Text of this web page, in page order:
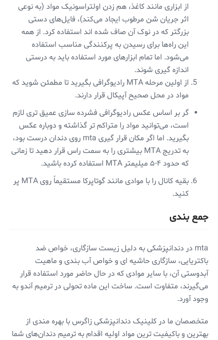
از ابزاری مانند کاغذ، هم زدن اولتراسونیک مواد (به نوعی
اثر جریان شن مرطوب ایجاد می‌کند)، فایل‌های دستی
بزرگتر که در نوک آن صاف شده اند استفاده کرد. از همه
این راه‌ها برای رسیدن به پرکنندگی مناسب استفاده
می‌شود. اما تمام ابزارهای مورد استفاده باید به درستی
اندازه گیری شوند.
از اولین مرحله MTA رادیوگرافی بگیرید تا مطمئن شوید که
مواد در محل صحیح آپیکال قرار دارند.
گر بر اساس عکس رادیوگرافی فشرده سازی عمیق تری لازم
است، می‌توانید مواد را متراکم تر گذاشته و دوباره عکس
بگیرید. اما اگر مکان قرار گیری mta روی دندان درست بود،
به تدریج MTA بیشتری را به سمت راس قرار دهید تا زمانی
که حدود ۴-۵ میلیمتر MTA استفاده کرده باشید.
بقیه کانال را با موادی مانند گوتاپرکا مستقیماً روی MTA پر
کنید.
جمع بندی
mta در دندانپزشکی به دلیل زیست سازگاری، خواص ضد
باکتریایی، سازگاری حاشیه ای و خواص آب بندی و ماهیت
آبدوستی آن، با سایر موادی که در حال حاضر مورد استفاده قرار
می‌گیرند، متفاوت است. ساخت این ماده تحولی در ترمیم آندو به
وجود آورد.
متخصصان ما در کلینیک دندانپزشکی زاگرس با بهره مندی از
بهترین و باکیفیت ترین مواد اولیه اقدام به ترمیم دندان‌های شما